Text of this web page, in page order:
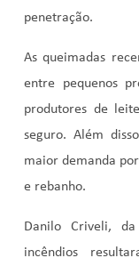
penetração.
As queimadas
entre pequenos
produtores de
seguro. Além
maior demanda
e rebanho.
Danilo Criveli,
incêndios